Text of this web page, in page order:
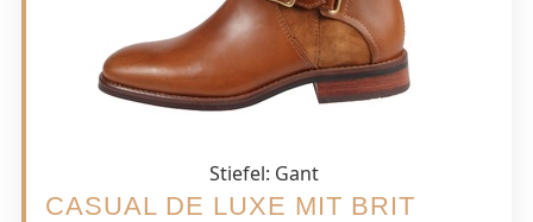
Stiefel: Gant
CASUAL DE LUXE MIT BRIT